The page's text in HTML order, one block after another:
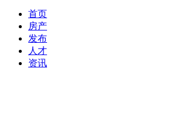
首页
房产
发布
人才
资讯